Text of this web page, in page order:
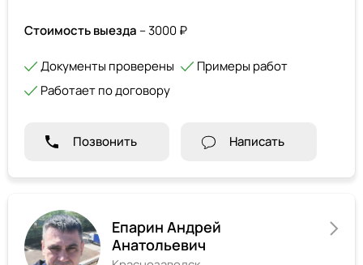
Стоимость выезда – 3000 ₽
Документы проверены
Примеры работ
Работает по договору
Позвонить Написать
Епарин Андрей
Анатольевич